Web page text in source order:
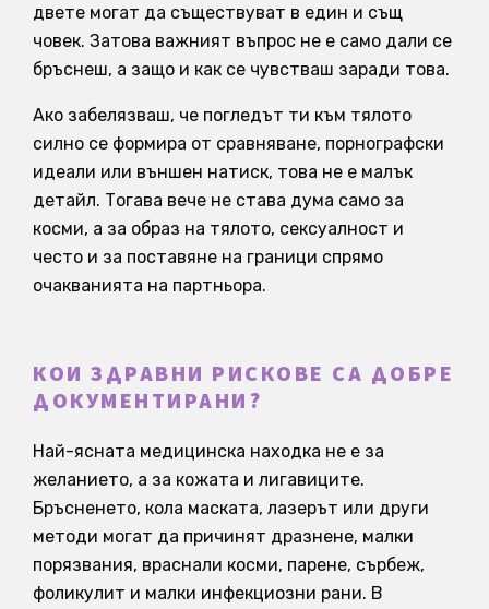
двете могат да съществуват в един и същ
човек. Затова важният въпрос не е само дали се
бръснеш, а защо и как се чувстваш заради това.
Ако забелязваш, че погледът ти към тялото
силно се формира от сравняване, порнографски
идеали или външен натиск, това не е малък
детайл. Тогава вече не става дума само за
косми, а за образ на тялото, сексуалност и
често и за поставяне на граници спрямо
очакванията на партньора.
КОИ ЗДРАВНИ РИСКОВЕ СА ДОБРЕ
ДОКУМЕНТИРАНИ?
Най-ясната медицинска находка не е за
желанието, а за кожата и лигавиците.
Бръсненето, кола маската, лазерът или други
методи могат да причинят дразнене, малки
порязвания, враснали косми, парене, сърбеж,
фоликулит и малки инфекциозни рани. В